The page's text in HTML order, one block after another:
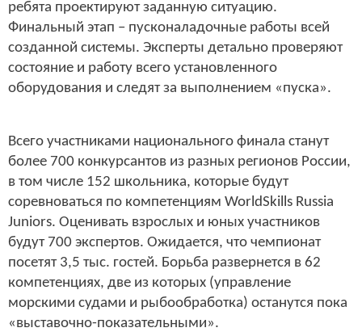
ребята проектируют заданную ситуацию.
Финальный этап – пусконаладочные работы всей
созданной системы. Эксперты детально проверяют
состояние и работу всего установленного
оборудования и следят за выполнением «пуска».
Всего участниками национального финала станут
более 700 конкурсантов из разных регионов России,
в том числе 152 школьника, которые будут
соревноваться по компетенциям WorldSkills Russia
Juniors. Оценивать взрослых и юных участников
будут 700 экспертов. Ожидается, что чемпионат
посетят 3,5 тыс. гостей. Борьба развернется в 62
компетенциях, две из которых (управление
морскими судами и рыбообработка) останутся пока
«выставочно-показательными».